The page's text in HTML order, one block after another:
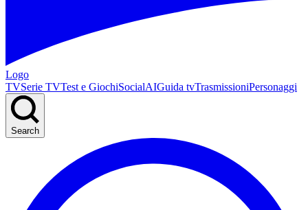
Logo
TVSerie TVTest e GiochiSocialAIGuida tvTrasmissioniPersonaggi
Search